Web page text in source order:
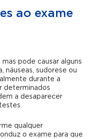
ao exame
pode causar alguns
náuseas, sudorese ou
durante a
determinados
a desaparecer
qualquer
o exame para que